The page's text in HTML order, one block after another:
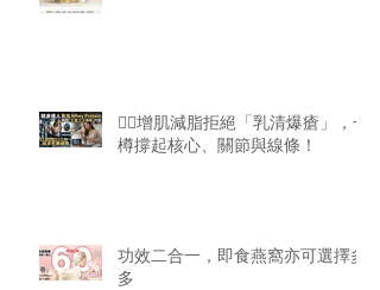
🏋️‍♂️增肌減脂拒絕「乳清爆瘡」，一
樽撐起核心、關節與線條！
功效二合一，即食燕窩亦可選擇多
多